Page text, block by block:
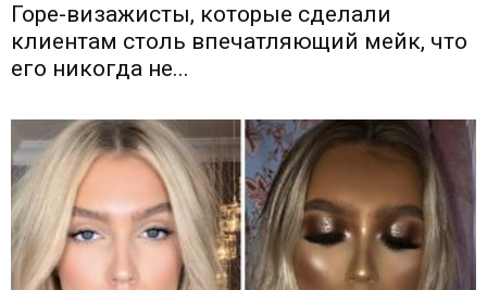
Горе-визажисты, которые сделали
клиентам столь впечатляющий мейк, что
его никогда не...